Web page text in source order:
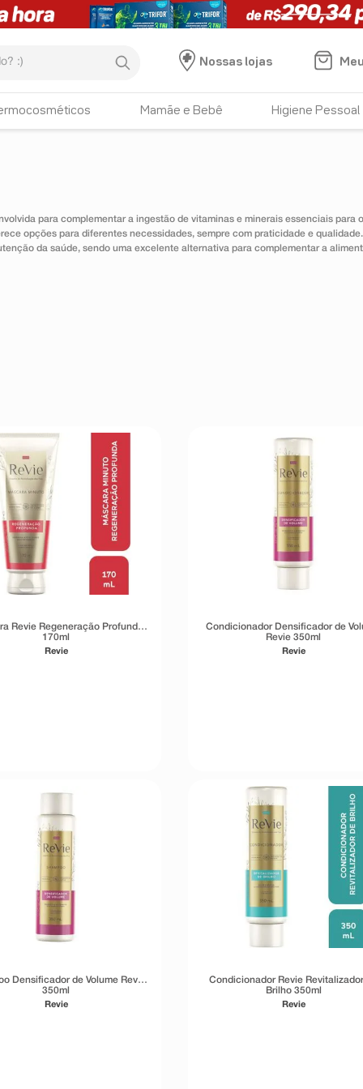
Nossas lojas
Mamãe e Bebê Higiene Pessoal
para complementar a ingestão de vitaminas e minerais essenciais
opções para diferentes necessidades, sempre com praticidade e
da saúde, sendo uma excelente alternativa para complementar a
Revie Regeneração Profunda
170ml
Revie
Condicionador Densificador de
Revie 350ml
Revie
Densificador de Volume Revie
350ml
Revie
Condicionador Revie
Brilho 350ml
Revie